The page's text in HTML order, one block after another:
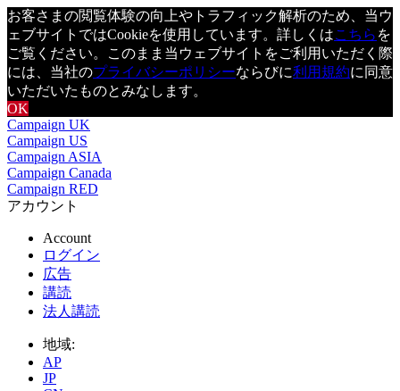
お客さまの閲覧体験の向上やトラフィック解析のため、当ウ
ェブサイトではCookieを使用しています。詳しくはこちら を
ご覧ください。このまま当ウェブサイトをご利用いただく際
には、当社のプライバシーポリシーならびに利用規約に同意
いただいたものとみなします。
OK
Campaign UK
Campaign US
Campaign ASIA
Campaign Canada
Campaign RED
アカウント
Account
ログイン
広告
講読
法人講読
地域:
AP
JP